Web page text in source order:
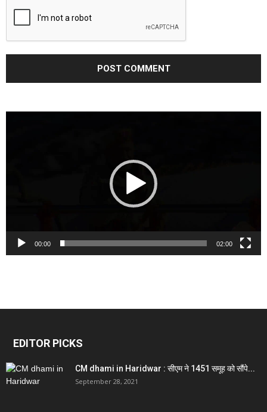
00:00 02:00
EDITOR PICKS
CM dhami in Haridwar : सीएम ने 1451 समूह को सौंपे...
September 28, 2021